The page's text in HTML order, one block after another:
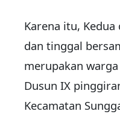
Karena itu,
dan tinggal
merupakan
Dusun IX
Kecamatan